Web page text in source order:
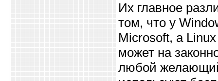
Их главное
том, что у
Microsoft, а
может на
любой